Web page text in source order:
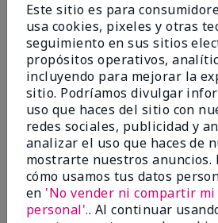
OPINIONES
4.8
Este sitio es para
usa cookies, pixeles y otras
seguimiento en sus sitios
propósitos operativos,
incluyendo para mejorar la
sitio. Podríamos divulgar
uso que haces del sitio con
redes sociales, publicidad y
analizar el uso que haces de
mostrarte nuestros anuncios.
cómo usamos tus datos
en 'No vender ni compartir
personal'.. Al continuar